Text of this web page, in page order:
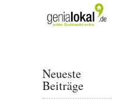
Neueste
Beiträge